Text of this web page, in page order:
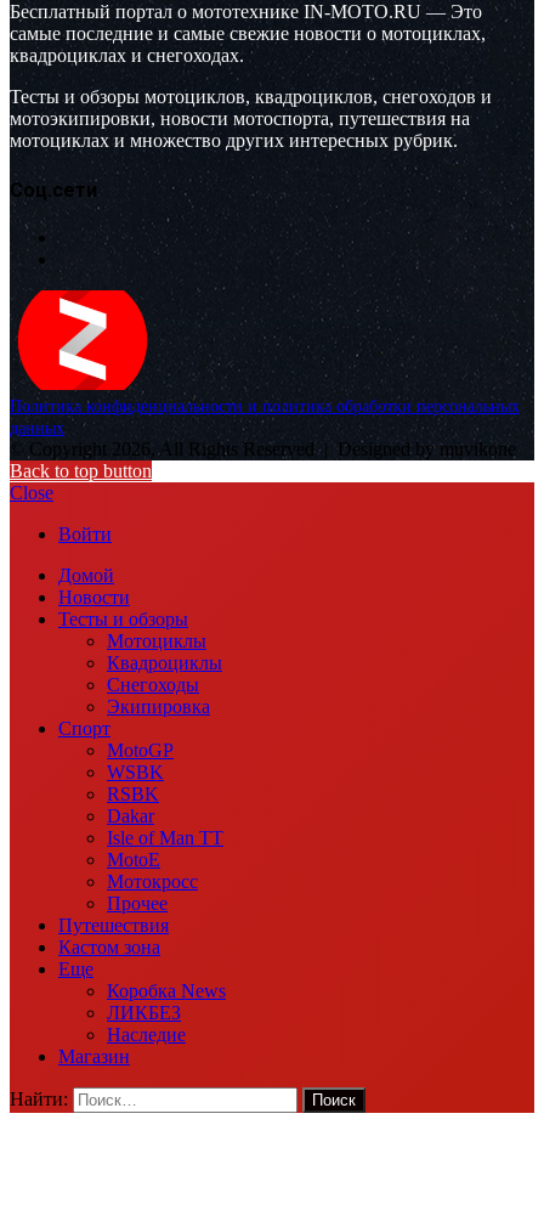
Бесплатный портал о мототехнике IN-MOTO.RU — Это
самые последние и самые свежие новости о мотоциклах,
квадроциклах и снегоходах.
Тесты и обзоры мотоциклов, квадроциклов, снегоходов и
мотоэкипировки, новости мотоспорта, путешествия на
мотоциклах и множество других интересных рубрик.
Соц.сети
Политика конфиденциальности и политика обработки персональных
данных
© Copyright 2026, All Rights Reserved |
Designed by muvikone
Back to top button
Close
Войти
Домой
Новости
Тесты и обзоры
Мотоциклы
Квадроциклы
Снегоходы
Экипировка
Спорт
MotoGP
WSBK
RSBK
Dakar
Isle of Man TT
MotoE
Мотокросс
Прочее
Путешествия
Кастом зона
Еще
Коробка News
ЛИКБЕЗ
Наследие
Магазин
Найти: